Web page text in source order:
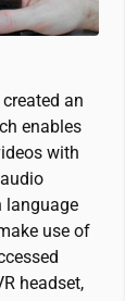
an
enables
with
language
use of
headset,